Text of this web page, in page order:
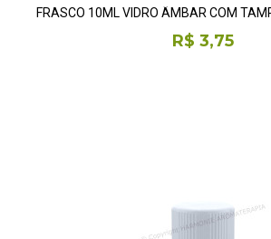
FRASCO 10ML VIDRO ÂMBAR COM
R$ 3,75